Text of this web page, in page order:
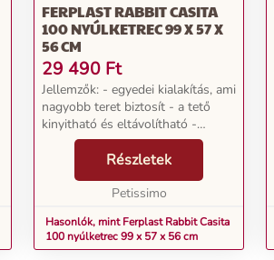
FERPLAST RABBIT CASITA
100 NYÚLKETREC 99 X 57 X
56 CM
29 490 Ft
Jellemzők: - egyedei kialakítás, ami
nagyobb teret biztosít - a tető
kinyitható és eltávolítható -
könnyen tisztítható - a ketrec
egyszerűen szétszerelhető és
könnyen szállítható - tartozékok:
Részletek
Petissimo
Hasonlók, mint Ferplast Rabbit Casita
100 nyúlketrec 99 x 57 x 56 cm